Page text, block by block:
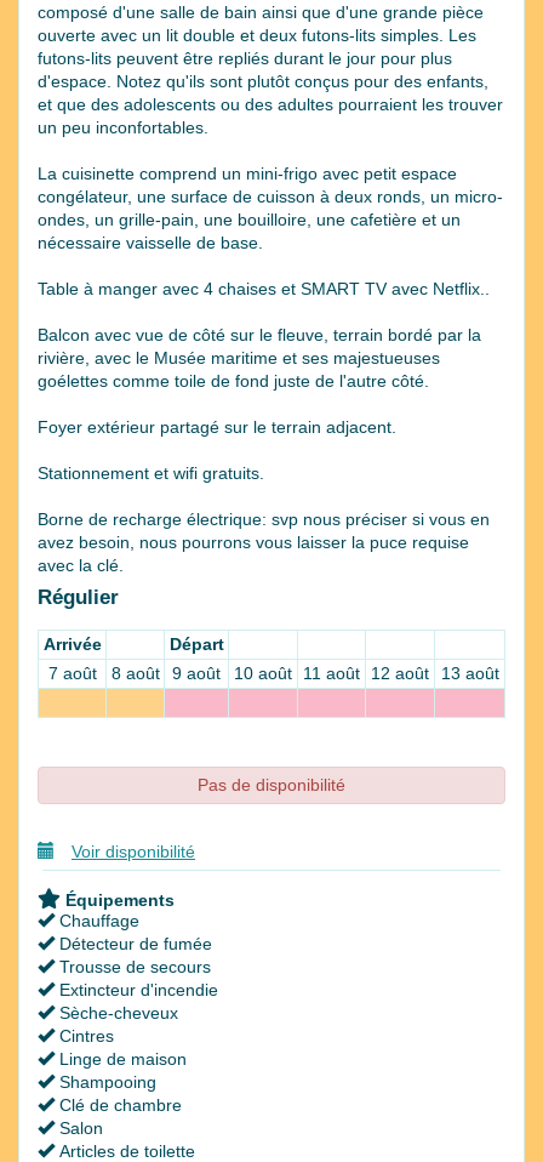
composé d'une salle de bain ainsi que d'une grande pièce
ouverte avec un lit double et deux futons-lits simples. Les
futons-lits peuvent être repliés durant le jour pour plus
d'espace. Notez qu'ils sont plutôt conçus pour des enfants,
et que des adolescents ou des adultes pourraient les trouver
un peu inconfortables.
La cuisinette comprend un mini-frigo avec petit espace
congélateur, une surface de cuisson à deux ronds, un micro-
ondes, un grille-pain, une bouilloire, une cafetière et un
nécessaire vaisselle de base.
Table à manger avec 4 chaises et SMART TV avec Netflix..
Balcon avec vue de côté sur le fleuve, terrain bordé par la
rivière, avec le Musée maritime et ses majestueuses
goélettes comme toile de fond juste de l'autre côté.
Foyer extérieur partagé sur le terrain adjacent.
Stationnement et wifi gratuits.
Borne de recharge électrique: svp nous préciser si vous en
avez besoin, nous pourrons vous laisser la puce requise
avec la clé.
Régulier
Arrivée
Départ
7 août
8 août 9 août 10 août 11 août 12 août 13 août
Pas de disponibilité
Voir disponibilité
Équipements
Chauffage
Détecteur de fumée
Trousse de secours
Extincteur d'incendie
Sèche-cheveux
Cintres
Linge de maison
Shampooing
Clé de chambre
Salon
Articles de toilette